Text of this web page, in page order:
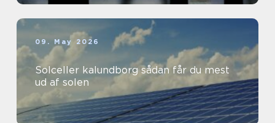
09. May 2026
Solceller kalundborg sådan får du mest
ud af solen